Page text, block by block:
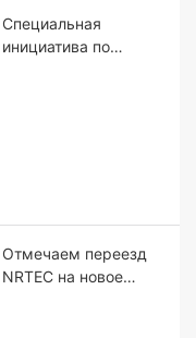
Специальная
инициатива по
Гуланъю
Отмечаем переезд
NRTEC на новое